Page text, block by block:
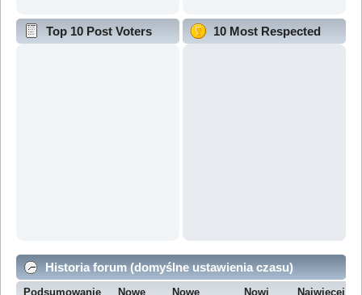
Top 10 Post Voters 10 Most Respected
Historia forum (domyślne ustawienia czasu)
Podsumowanie
Nowe
Nowe
Nowi
Najwięcej